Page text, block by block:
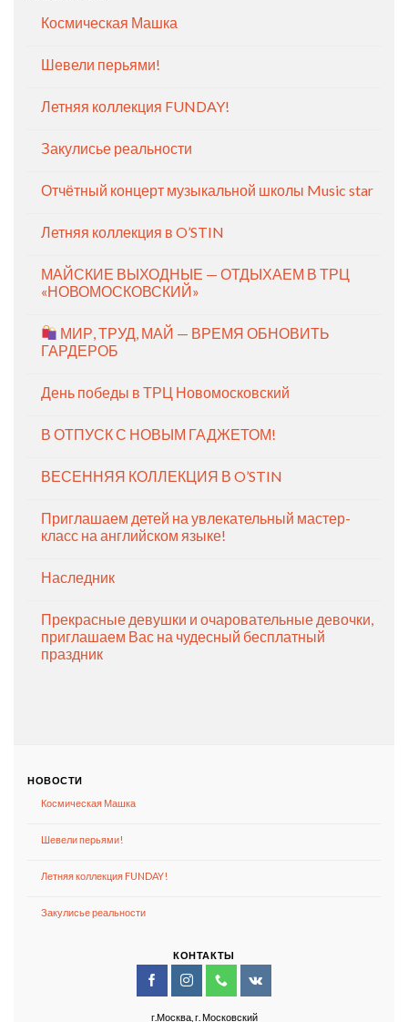
Космическая Машка
Шевели перьями!
Летняя коллекция FUNDAY!
Закулисье реальности
Отчётный концерт музыкальной школы Music star
Летняя коллекция в O’STIN
МАЙСКИЕ ВЫХОДНЫЕ — ОТДЫХАЕМ В ТРЦ
«НОВОМОСКОВСКИЙ»
МИР, ТРУД, МАЙ — ВРЕМЯ ОБНОВИТЬ
ГАРДЕРОБ
День победы в ТРЦ Новомосковский
В ОТПУСК С НОВЫМ ГАДЖЕТОМ!
ВЕСЕННЯЯ КОЛЛЕКЦИЯ В O’STIN
Приглашаем детей на увлекательный мастер-
класс на английском языке!
Наследник
Прекрасные девушки и очаровательные девочки,
приглашаем Вас на чудесный бесплатный
праздник
НОВОСТИ
Космическая Машка
Шевели перьями!
Летняя коллекция FUNDAY!
Закулисье реальности
КОНТАКТЫ
г.Москва, г. Московский